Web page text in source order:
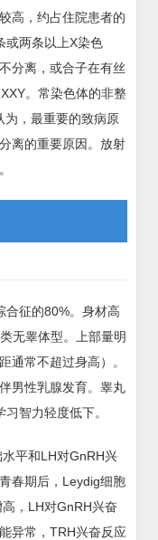
高，约占住院患者的
或两条以上X染色
分离，或合子在有丝
。常染色体的非整
为，最重要的致病原
离的重要原因。放射
合征的80%。身材高
无睾体型。上部量明
通常不超过身高）。
男性乳腺发育。睾丸
智力轻度低下。
平和LH对GnRH兴
春期后，Leydig细胞
，LH对GnRH兴奋
异常，TRH兴奋反应